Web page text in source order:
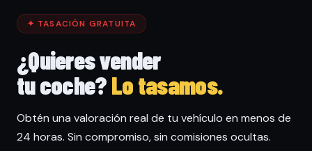
✦ TASACIÓN GRATUITA
¿Quieres vender
tu coche?Lo tasamos.
Obtén una valoración real de tu vehículo en menos de
24 horas. Sin compromiso, sin comisiones ocultas.